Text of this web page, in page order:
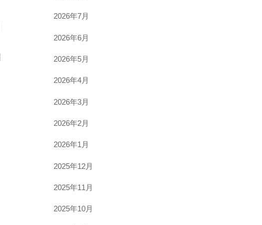
2026年7月
2026年6月
2026年5月
2026年4月
2026年3月
2026年2月
2026年1月
2025年12月
2025年11月
2025年10月